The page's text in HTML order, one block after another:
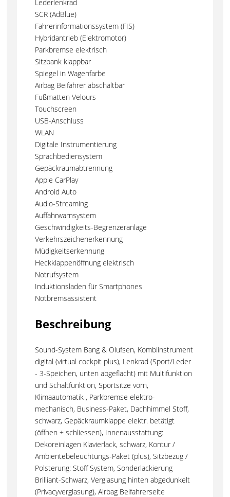
Lederlenkrad
SCR (AdBlue)
Fahrerinformationssystem (FIS)
Hybridantrieb (Elektromotor)
Parkbremse elektrisch
Sitzbank klappbar
Spiegel in Wagenfarbe
Airbag Beifahrer abschaltbar
Fußmatten Velours
Touchscreen
USB-Anschluss
WLAN
Digitale Instrumentierung
Sprachbediensystem
Gepäckraumabtrennung
Apple CarPlay
Android Auto
Audio-Streaming
Auffahrwarnsystem
Geschwindigkeits-Begrenzeranlage
Verkehrszeichenerkennung
Müdigkeitserkennung
Heckklappenöffnung elektrisch
Notrufsystem
Induktionsladen für Smartphones
Notbremsassistent
Beschreibung
Sound-System Bang & Olufsen, Kombiinstrument
digital (virtual cockpit plus), Lenkrad (Sport/Leder
- 3-Speichen, unten abgeflacht) mit Multifunktion
und Schaltfunktion, Sportsitze vorn,
Klimaautomatik , Parkbremse elektro-
mechanisch, Business-Paket, Dachhimmel Stoff,
schwarz, Gepäckraumklappe elektr. betätigt
(öffnen + schliessen), Innenausstattung:
Dekoreinlagen Klavierlack, schwarz, Kontur /
Ambientebeleuchtungs-Paket (plus), Sitzbezug /
Polsterung: Stoff System, Sonderlackierung
Brilliant-Schwarz, Verglasung hinten abgedunkelt
(Privacyverglasung), Airbag Beifahrerseite